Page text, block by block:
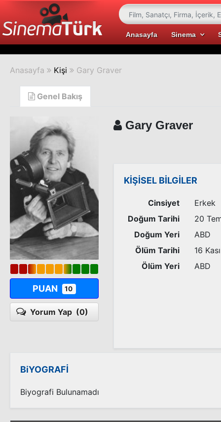
Anasayfa Sinema
Anasayfa Kişi Gary Graver
Genel Bakış
PUAN 10
Yorum Yap (0)
Gary Graver
KİŞİSEL BİLGİLER
Cinsiyet
Erkek
Doğum Tarihi
20
Doğum Yeri
ABD
Ölüm Tarihi
16
Ölüm Yeri
ABD
BiYOGRAFİ
Biyografi Bulunamadı